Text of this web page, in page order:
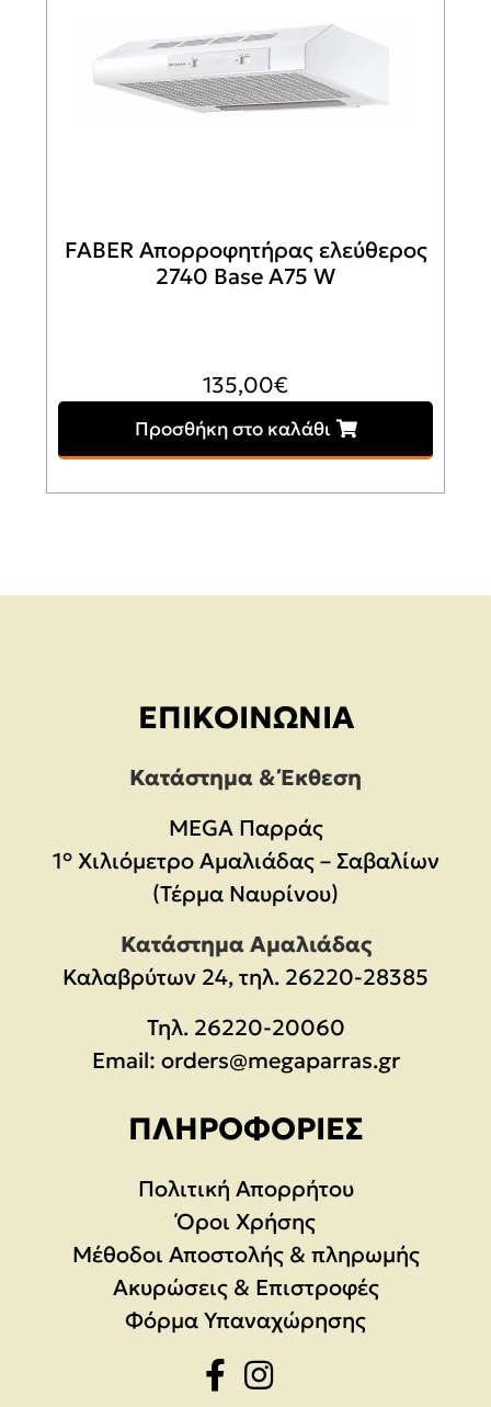
FABER Απορροφητήρας ελεύθερος
2740 Base A75 W
135,00€
Προσθήκη στο καλάθι
ΕΠΙΚΟΙΝΩΝΊΑ
Κατάστημα & Έκθεση
MEGA Παρράς
1° Χιλιόμετρο Αμαλιάδας – Σαβαλίων
(Τέρμα Ναυρίνου)
Κατάστημα Αμαλιάδας
Καλαβρύτων 24, τηλ. 26220-28385
Τηλ. 26220-20060
Email: orders@megaparras.gr
ΠΛΗΡΟΦΟΡΊΕΣ
Πολιτική Απορρήτου
Όροι Χρήσης
Μέθοδοι Αποστολής & πληρωμής
Ακυρώσεις & Επιστροφές
Φόρμα Υπαναχώρησης